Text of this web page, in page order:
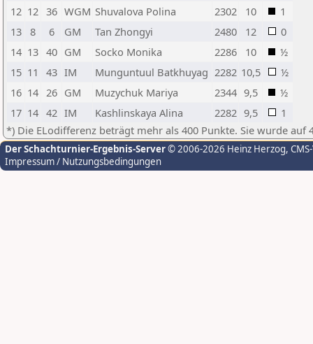
12 12 36 WGM Shuvalova Polina 2302 10
1
13
8 6 GM Tan Zhongyi 2480 12
0
14 13 40 GM Socko Monika 2286 10
½
15 11 43 IM Munguntuul Batkhuyag 2282 10,5
½
16 14 26 GM Muzychuk Mariya 2344 9,5
½
17 14 42 IM Kashlinskaya Alina 2282 9,5
1
*) Die ELodifferenz beträgt mehr als 400 Punkte. Sie wurde auf
Der Schachturnier-Ergebnis-Server© 2006-2026 Heinz Herzog,
Impressum / Nutzungsbedingungen